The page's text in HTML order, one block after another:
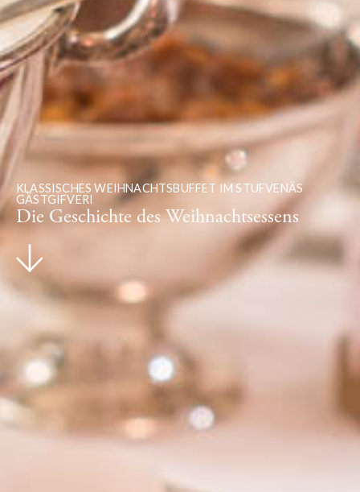
KLASSISCHES WEIHNACHTSBUFFET IM STUFVENÄS
GÄSTGIFVERI
Die Geschichte des Weihnachtsessens